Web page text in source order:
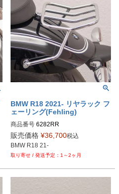
BMW R18 2021- リヤラック フ
ェーリング(Fehling)
商品番号 6282RR
6282 RR
販売価格 ¥36,700税込
BMW R18 21-
1～2ヶ月